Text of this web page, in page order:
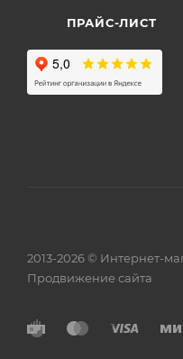
ПРАЙС-ЛИСТ
2013-2026 © Интернет-
Продвижение сайта